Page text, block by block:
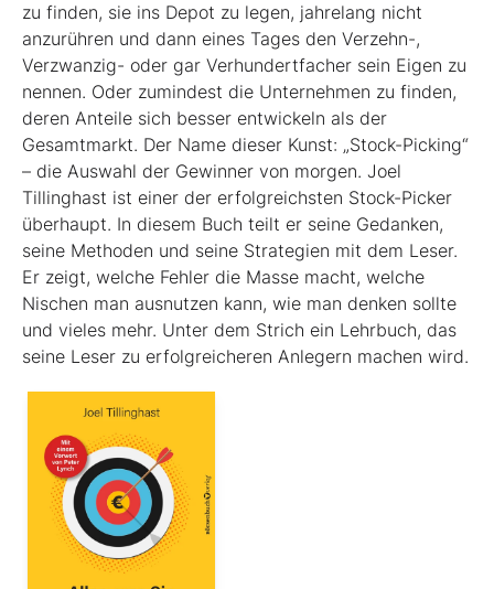
zu finden, sie ins Depot zu legen, jahrelang nicht
anzurühren und dann eines Tages den Verzehn-,
Verzwanzig- oder gar Verhundertfacher sein Eigen zu
nennen. Oder zumindest die Unternehmen zu finden,
deren Anteile sich besser entwickeln als der
Gesamtmarkt. Der Name dieser Kunst: „Stock-Picking“
– die Auswahl der Gewinner von morgen. Joel
Tillinghast ist einer der erfolgreichsten Stock-Picker
überhaupt. In diesem Buch teilt er seine Gedanken,
seine Methoden und seine Strategien mit dem Leser.
Er zeigt, welche Fehler die Masse macht, welche
Nischen man ausnutzen kann, wie man denken sollte
und vieles mehr. Unter dem Strich ein Lehrbuch, das
seine Leser zu erfolgreicheren Anlegern machen wird.